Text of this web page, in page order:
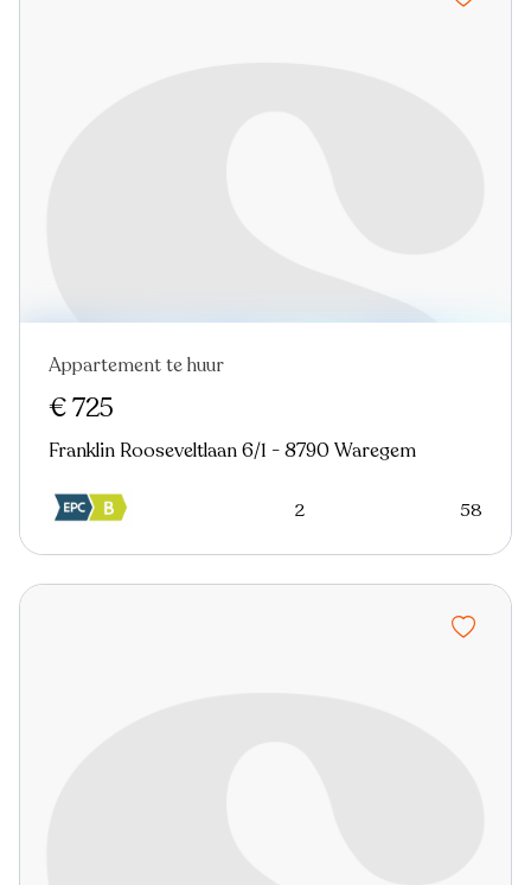
Nieuw
Appartement te huur
€ 725
Franklin Rooseveltlaan 6/1 - 8790 Waregem
2 58